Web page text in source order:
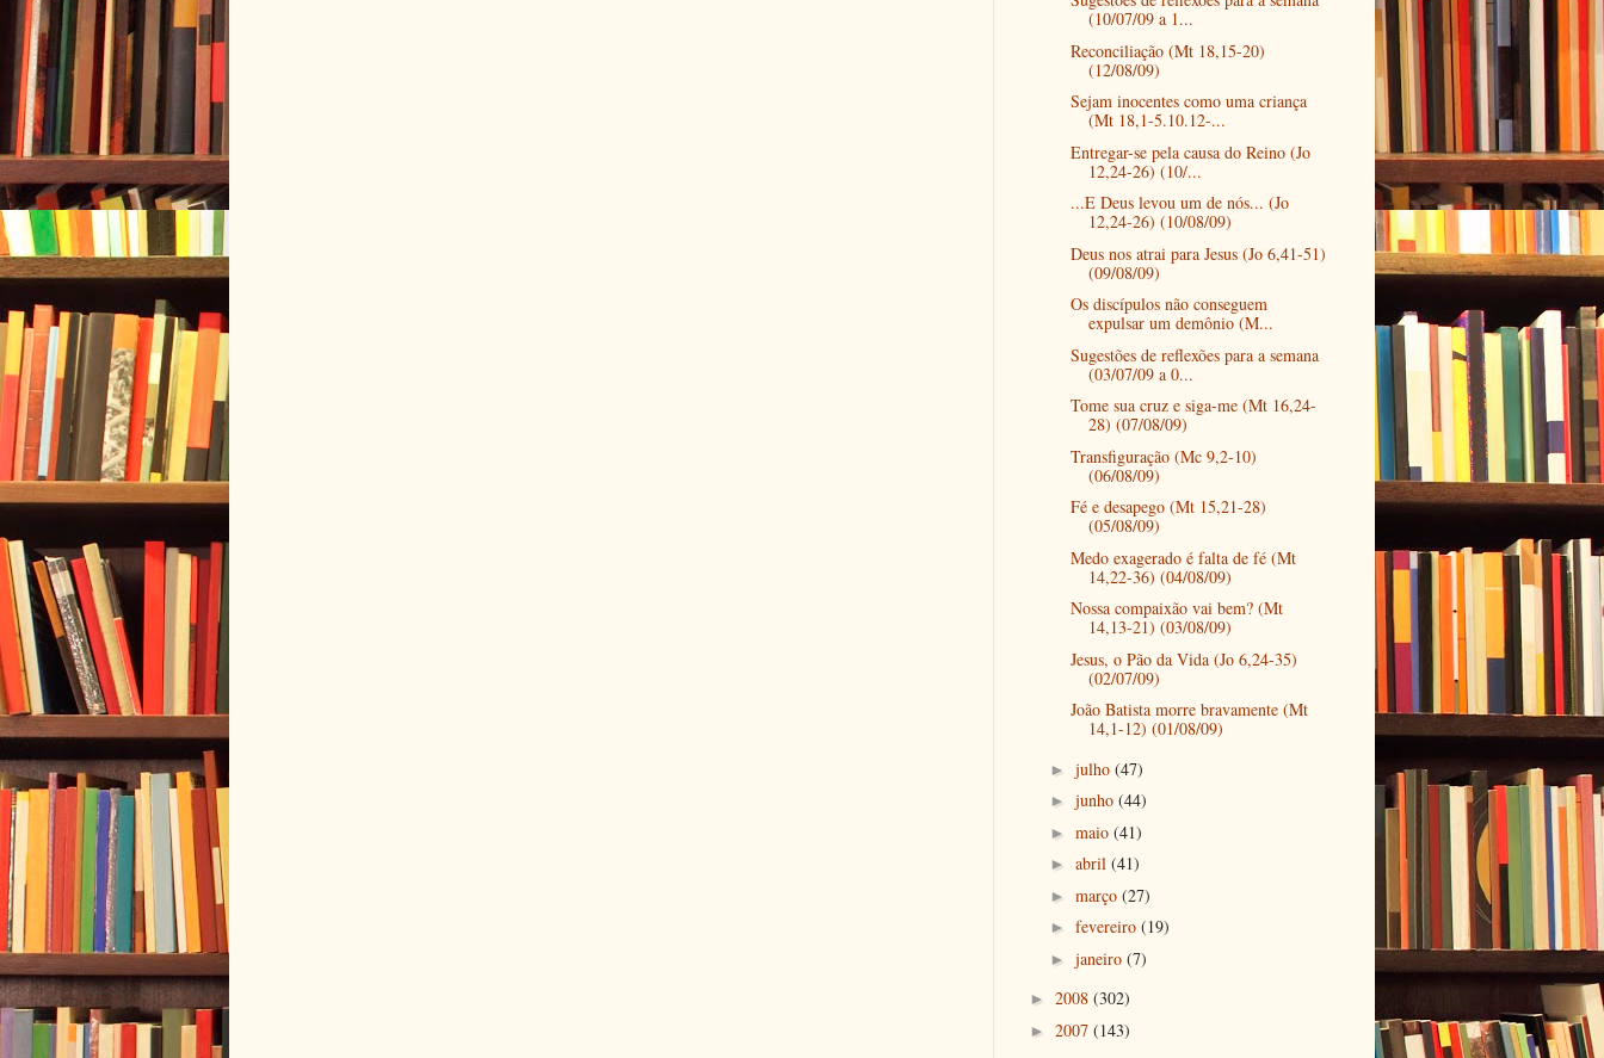
(10/07/09 a 1...
Reconciliação (Mt 18,15-20)
(12/08/09)
Sejam inocentes como uma criança
(Mt 18,1-5.10.12-...
Entregar-se pela causa do Reino (Jo
12,24-26) (10/...
...E Deus levou um de nós... (Jo
12,24-26) (10/08/09)
Deus nos atrai para Jesus (Jo 6,41-51)
(09/08/09)
Os discípulos não conseguem
expulsar um demônio (M...
Sugestões de reflexões para a semana
(03/07/09 a 0...
Tome sua cruz e siga-me (Mt 16,24-
28) (07/08/09)
Transfiguração (Mc 9,2-10)
(06/08/09)
Fé e desapego (Mt 15,21-28)
(05/08/09)
Medo exagerado é falta de fé (Mt
14,22-36) (04/08/09)
Nossa compaixão vai bem? (Mt
14,13-21) (03/08/09)
Jesus, o Pão da Vida (Jo 6,24-35)
(02/07/09)
João Batista morre bravamente (Mt
14,1-12) (01/08/09)
► julho (47)
► junho (44)
► maio (41)
► abril (41)
► março (27)
► fevereiro (19)
► janeiro (7)
► 2008 (302)
► 2007 (143)